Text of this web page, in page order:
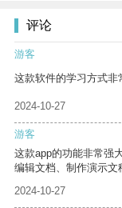
评论
游客
这款软件的学习方式非
2024-10-27
游客
这款app的功能非常强
编辑文档、制作演示文
2024-10-27